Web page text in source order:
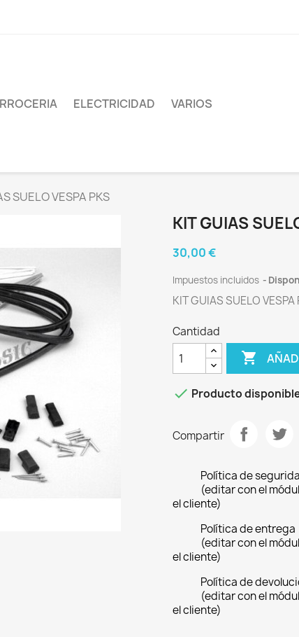
ELECTRICIDAD VARIOS
SUELO VESPA PKS
KIT GUIAS
30,00 €
Impuestos incluidos
KIT GUIAS SUELO VESPA
Cantidad

 Producto
Compartir
Política de
(editar con el
el cliente)
Política de entrega
(editar con el
el cliente)
Política de
(editar con el
el cliente)